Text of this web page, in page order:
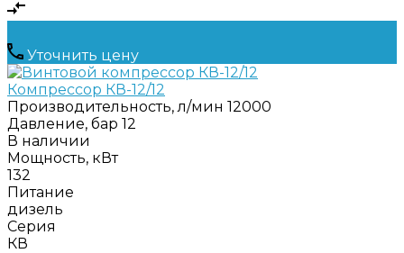
Уточнить цену
Компрессор КВ-12/12
Производительность, л/мин 12000
Давление, бар 12
В наличии
Мощность, кВт
132
Питание
дизель
Серия
КВ